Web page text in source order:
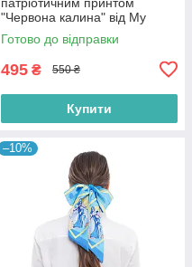
"Червона калина" від My
Scarf
Готово до відправки
495 ₴ 550 ₴
Купити
–10%